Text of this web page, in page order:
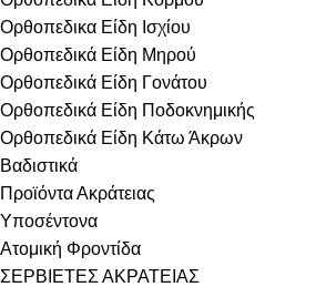
Ορθοπεδικα Είδη Ισχίου
Ορθοπεδικά Είδη Μηρού
Ορθοπεδικά Είδη Γονάτου
Ορθοπεδικά Είδη Ποδοκνημικής
Ορθοπεδικά Είδη Κάτω Άκρων
Βαδιστικά
Προϊόντα Ακράτειας
Υποσέντονα
Ατομική Φροντίδα
ΣΕΡΒΙΕΤΕΣ ΑΚΡΑΤΕΙΑΣ